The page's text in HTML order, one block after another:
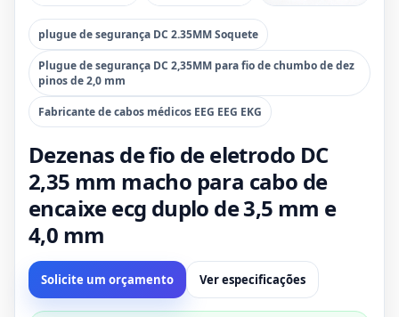
plugue de segurança DC 2.35MM Soquete
Plugue de segurança DC 2,35MM para fio de chumbo de dez
pinos de 2,0 mm
Fabricante de cabos médicos EEG EEG EKG
Dezenas de fio de eletrodo DC
2,35 mm macho para cabo de
encaixe ecg duplo de 3,5 mm e
4,0 mm
Solicite um orçamento Ver especificações